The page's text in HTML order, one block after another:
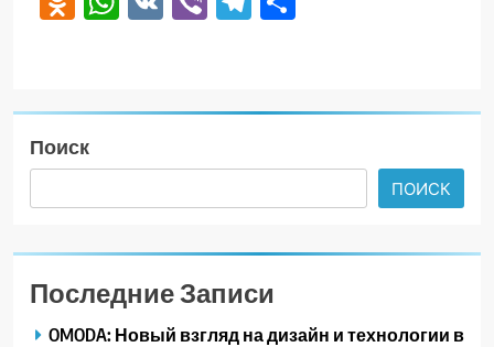
Поиск
ПОИСК
Последние Записи
OMODA: Новый взгляд на дизайн и технологии в